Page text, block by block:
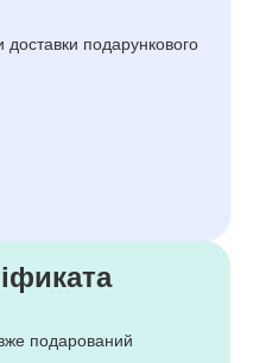
доставки подарункового
подарований